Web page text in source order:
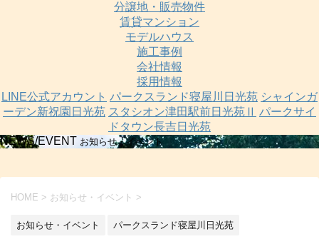
分譲地・販売物件
賃貸マンション
モデルハウス
施工事例
会社情報
採用情報
LINE公式アカウント パークスランド寝屋川日光苑 シャインガ
ーデン新祝園日光苑 スタシオン津田駅前日光苑Ⅱ パークサイ
ドタウン長吉日光苑
NEWS/EVENT お知らせ・イベント
HOME > お知らせ・イベント >
お知らせ・イベント パークスランド寝屋川日光苑